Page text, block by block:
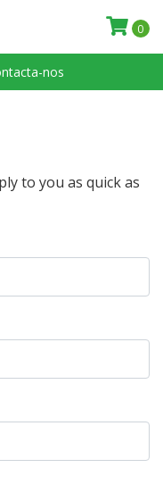
nos
0
to you as quick as